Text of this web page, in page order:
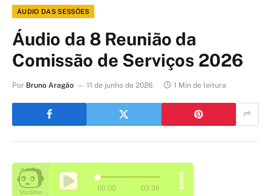
ÁUDIO DAS SESSÕES
Áudio da 8 Reunião da
Comissão de Serviços 2026
Por Bruno Aragão 11 de junho de 2026 1 Min de leitura